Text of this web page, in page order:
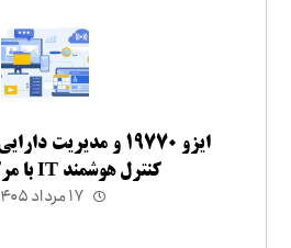
ایزو ۱۹۷۷۰ و مدیریت
کنترل هوشمند IT با مرکز ایزوکیا
۱۷ مرداد ۱۴۰۵